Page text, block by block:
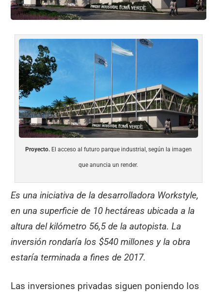
Proyecto.El acceso al futuro parque industrial, según la imagen
que anuncia un render.
Es una iniciativa de la desarrolladora Workstyle,
en una superficie de 10 hectáreas ubicada a la
altura del kilómetro 56,5 de la autopista. La
inversión rondaría los $540 millones y la obra
estaría terminada a fines de 2017.
Las inversiones privadas siguen poniendo los